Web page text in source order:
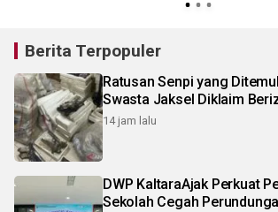
Berita Terpopuler
Ratusan Senpi yang
Swasta Jaksel Diklaim
14 jam lalu
DWP KaltaraAjak Perkuat
Sekolah Cegah